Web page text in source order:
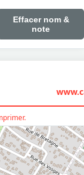
Effacer nom &
note